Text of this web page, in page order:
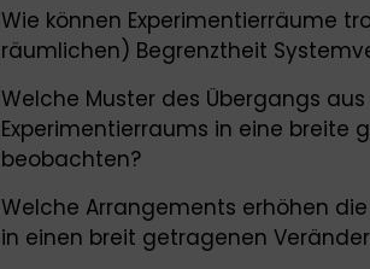
Wie können Experimentierräume
räumlichen) Begrenztheit
Welche Muster des Übergangs
Experimentierraums in eine breite
beobachten?
Welche Arrangements erhöhen
in einen breit getragenen